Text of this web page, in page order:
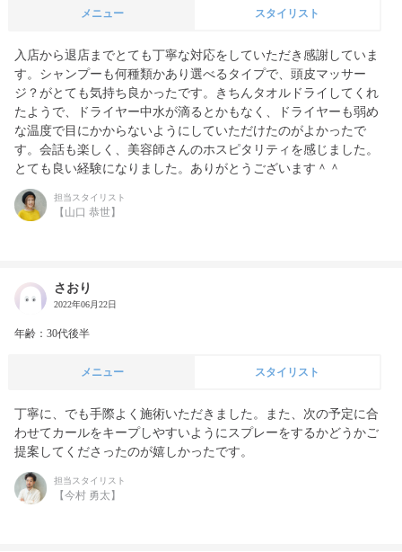
メニュー スタイリスト
入店から退店までとても丁寧な対応をしていただき感謝していま
す。シャンプーも何種類かあり選べるタイプで、頭皮マッサー
ジ？がとても気持ち良かったです。きちんタオルドライしてくれ
たようで、ドライヤー中水が滴るとかもなく、ドライヤーも弱め
な温度で目にかからないようにしていただけたのがよかったで
す。会話も楽しく、美容師さんのホスピタリティを感じました。
とても良い経験になりました。ありがとうございます＾＾
担当スタイリスト
【山口 恭世】
さおり
2022年06月22日
年齢：30代後半
メニュー スタイリスト
丁寧に、でも手際よく施術いただきました。また、次の予定に合
わせてカールをキープしやすいようにスプレーをするかどうかご
提案してくださったのが嬉しかったです。
担当スタイリスト
【今村 勇太】